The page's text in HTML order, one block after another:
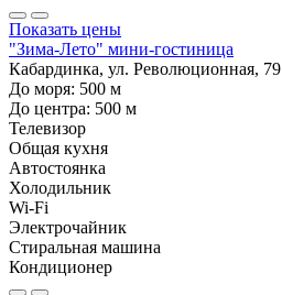
Показать цены
"Зима-Лето" мини-гостиница
Кабардинка, ул. Революционная, 79
До моря: 500 м
До центра: 500 м
Телевизор
Общая кухня
Автостоянка
Холодильник
Wi-Fi
Электрочайник
Стиральная машина
Кондиционер